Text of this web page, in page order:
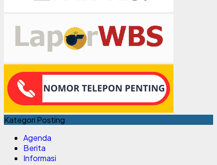
Kategori Posting
Agenda
Berita
Informasi